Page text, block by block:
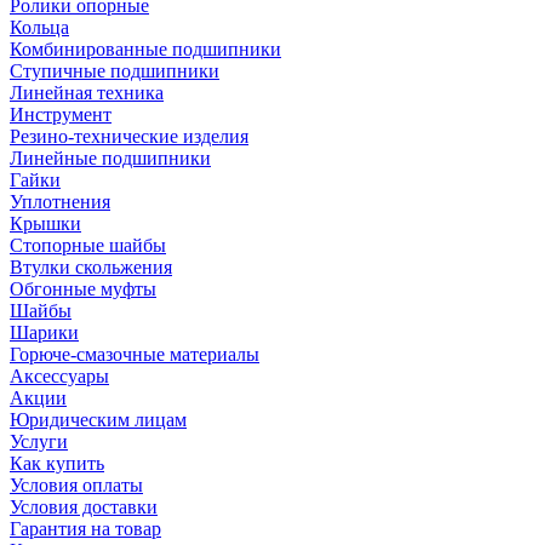
Ролики опорные
Кольца
Комбинированные подшипники
Ступичные подшипники
Линейная техника
Инструмент
Резино-технические изделия
Линейные подшипники
Гайки
Уплотнения
Крышки
Стопорные шайбы
Втулки скольжения
Обгонные муфты
Шайбы
Шарики
Горюче-смазочные материалы
Аксессуары
Акции
Юридическим лицам
Услуги
Как купить
Условия оплаты
Условия доставки
Гарантия на товар